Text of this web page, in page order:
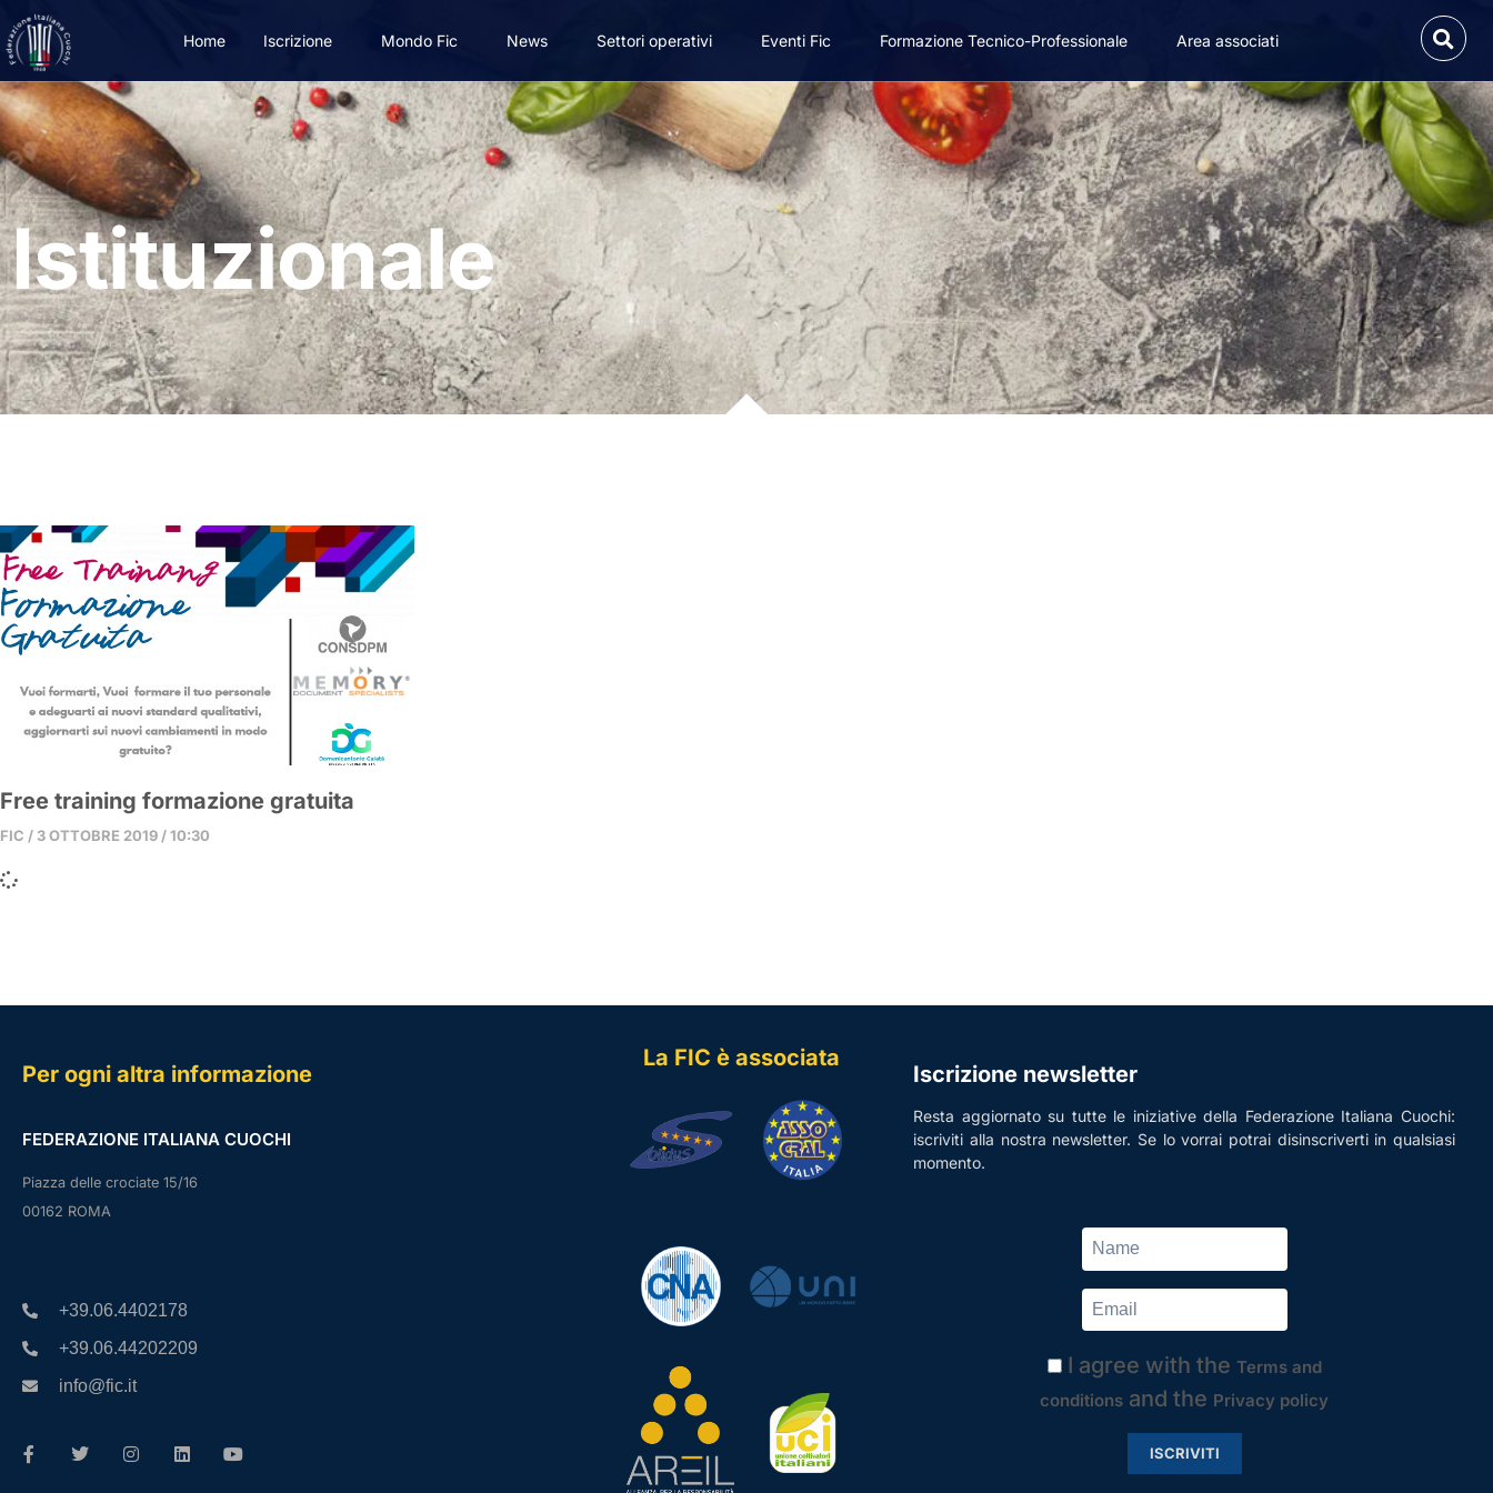
Home Iscrizione Mondo Fic News Settori operativi Eventi Fic Formazione Tecnico-Professionale Area associati
Istituzionale
Free training formazione gratuita
FIC 3 OTTOBRE 2019 10:30
Per ogni altra informazione
FEDERAZIONE ITALIANA CUOCHI
Piazza delle crociate 15/16
00162 ROMA
+39.06.4402178
+39.06.44202209
info@fic.it
La FIC è associata
Iscrizione newsletter
Resta aggiornato su tutte le iniziative della Federazione Italiana Cuochi:
iscriviti alla nostra newsletter. Se lo vorrai potrai disinscriverti in qualsiasi
momento.
I agree with the Terms and
conditions and the Privacy policy
ISCRIVITI